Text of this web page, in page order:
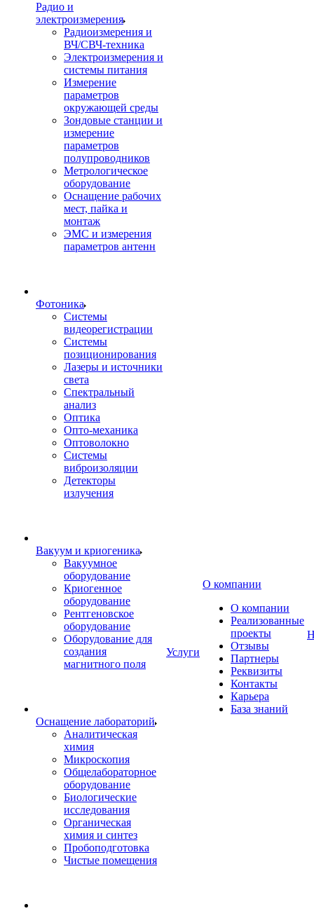
Радио и
электроизмерения
Радиоизмерения и
ВЧ/СВЧ-техника
Электроизмерения и
системы питания
Измерение
параметров
окружающей среды
Зондовые станции и
измерение
параметров
полупроводников
Метрологическое
оборудование
Оснащение рабочих
мест, пайка и
монтаж
ЭМС и измерения
параметров антенн
Фотоника
Cистемы
видеорегистрации
Системы
позиционирования
Лазеры и источники
света
Спектральный
анализ
Оптика
Опто-механика
Оптоволокно
Системы
виброизоляции
Детекторы
излучения
Вакуум и криогеника
Вакуумное
оборудование
Криогенное
оборудование
Рентгеновское
оборудование
Оборудование для
создания
магнитного поля
Оснащение лабораторий
Аналитическая
химия
Микроскопия
Общелабораторное
оборудование
Биологические
исследования
Органическая
химия и синтез
Пробоподготовка
Чистые помещения
Услуги
О компании
О компании
Реализованные
проекты
Отзывы
Партнеры
Реквизиты
Контакты
Карьера
База знаний